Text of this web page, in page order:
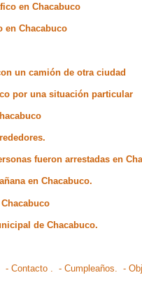
en Chacabuco
en Chacabuco
un camión de otra ciudad
por una situación particular
fueron arrestadas en
en Chacabuco.
de Chacabuco.
- Contacto . - Cumpleaños. -